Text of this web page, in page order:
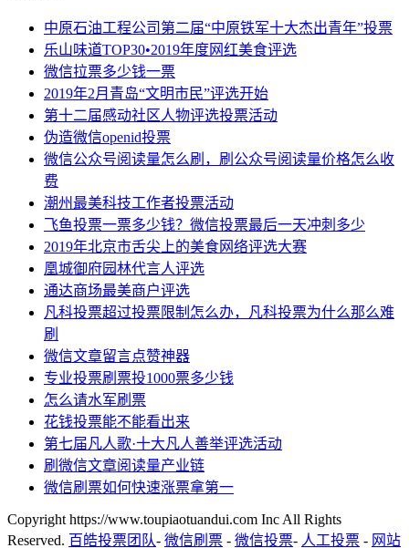
中原石油工程公司第二届“中原铁军十大杰出青年”投票
乐山味道TOP30•2019年度网红美食评选
微信拉票多少钱一票
2019年2月青岛“文明市民”评选开始
第十二届感动社区人物评选投票活动
伪造微信openid投票
微信公众号阅读量怎么刷，刷公众号阅读量价格怎么收
费
潮州最美科技工作者投票活动
飞鱼投票一票多少钱？微信投票最后一天冲刺多少
2019年北京市舌尖上的美食网络评选大赛
凰城御府园林代言人评选
通达商场最美商户评选
凡科投票超过投票限制怎么办，凡科投票为什么那么难
刷
微信文章留言点赞神器
专业投票刷票投1000票多少钱
怎么请水军刷票
花钱投票能不能看出来
第七届凡人歌·十大凡人善举评选活动
刷微信文章阅读量产业链
微信刷票如何快速涨票拿第一
Copyright https://www.toupiaotuandui.com Inc All Rights
Reserved. 百皓投票团队- 微信刷票 - 微信投票- 人工投票 - 网站